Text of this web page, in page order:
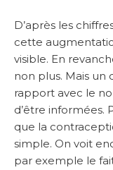
D’après les
cette
visible. En
non plus. Mais un
rapport avec le
d’être informées.
que la
simple. On voit
par exemple le